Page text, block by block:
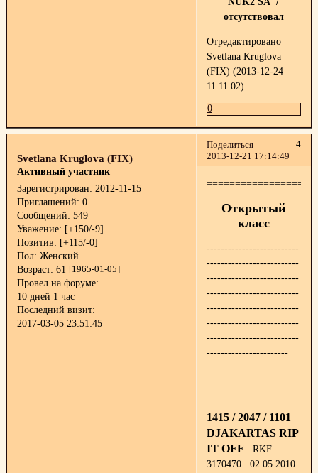
отсутствовал
Отредактировано
Svetlana Kruglova
(FIX) (2013-12-24
11:11:02)
0
Поделиться
4
2013-12-21 17:14:49
Svetlana Kruglova (FIX)
Активный участник
Зарегистрирован: 2012-11-15
Приглашений: 0
Сообщений: 549
Уважение: [+150/-9]
Позитив: [+115/-0]
Пол: Женский
Возраст: 61 [1965-01-05]
Провел на форуме:
10 дней 1 час
Последний визит:
2017-03-05 23:51:45
Открытый
класс
--------------------------
--------------------------
--------------------------
--------------------------
--------------------------
--------------------------
--------------------------
-----------------------
1415 / 2047 / 1101
DJAKARTAS RIP
IT OFF
RKF
3170470 02.05.2010